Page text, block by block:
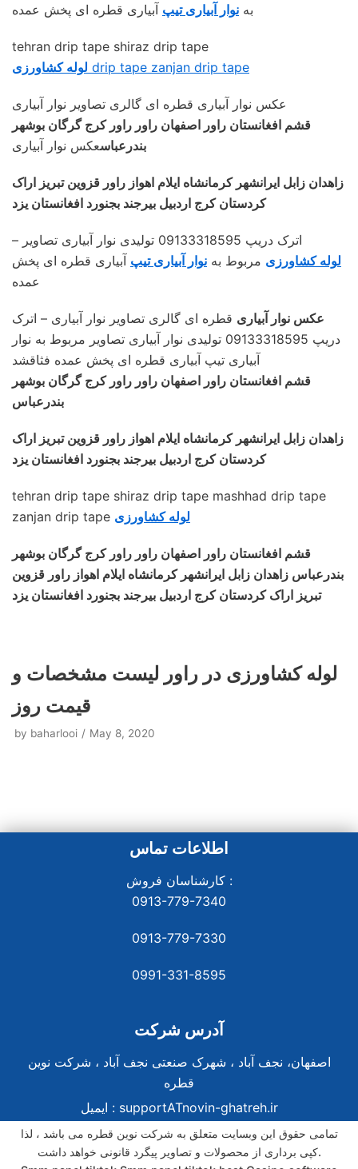
به نوار آبیاری تیپ آبیاری قطره ای پخش عمده
tehran drip tape shiraz drip tape
لوله کشاورزی drip tape zanjan drip tape
عکس نوار آبیاری قطره ای گالری تصاویر نوار آبیاری
قشم افغانستان راور اصفهان راور راور کرج گرگان بوشهر
بندرعباسعکس نوار آبیاری
زاهدان زابل ایرانشهر کرمانشاه ایلام اهواز راور قزوین تبریز اراک
کردستان کرج اردبیل بیرجند بجنورد افغانستان یزد
– اترک دریپ 09133318595 تولیدی نوار آبیاری تصاویر
لوله کشاورزی مربوط به نوار آبیاری تیپ آبیاری قطره ای پخش
عمده
عکس نوار آبیاری قطره ای گالری تصاویر نوار آبیاری – اترک
دریپ 09133318595 تولیدی نوار آبیاری تصاویر مربوط به نوار
آبیاری تیپ آبیاری قطره ای پخش عمده فثاقشد
قشم افغانستان راور اصفهان راور راور کرج گرگان بوشهر
بندرعباس
زاهدان زابل ایرانشهر کرمانشاه ایلام اهواز راور قزوین تبریز اراک
کردستان کرج اردبیل بیرجند بجنورد افغانستان یزد
tehran drip tape shiraz drip tape mashhad drip tape
zanjan drip tape لوله کشاورزی
قشم افغانستان راور اصفهان راور راور کرج گرگان بوشهر
بندرعباس زاهدان زابل ایرانشهر کرمانشاه ایلام اهواز راور قزوین
تبریز اراک کردستان کرج اردبیل بیرجند بجنورد افغانستان یزد
لوله کشاورزی در راور لیست مشخصات و
قیمت روز
by baharlooi May 8, 2020
اطلاعات تماس
کارشناسان فروش :
0913-779-7340
0913-779-7330
0991-331-8595
آدرس شرکت
اصفهان، نجف آباد ، شهرک صنعتی نجف آباد ، شرکت نوین
قطره
ایمیل : supportATnovin-ghatreh.ir
تمامی حقوق این وبسایت متعلق به شرکت نوین قطره می باشد ، لذا
کپی برداری از محصولات و تصاویر پیگرد قانونی خواهد داشت.